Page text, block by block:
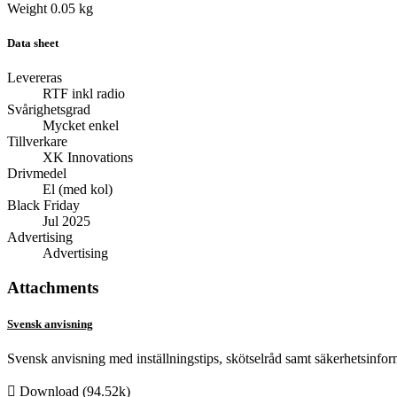
Weight 0.05 kg
Data sheet
Levereras
RTF inkl radio
Svårighetsgrad
Mycket enkel
Tillverkare
XK Innovations
Drivmedel
El (med kol)
Black Friday
Jul 2025
Advertising
Advertising
Attachments
Svensk anvisning
Svensk anvisning med inställningstips, skötselråd samt
 Download (94.52k)